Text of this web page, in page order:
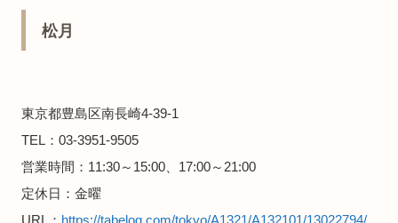
松月
東京都豊島区南長崎4-39-1
TEL：03-3951-9505
営業時間：11:30～15:00、17:00～21:00
定休日：金曜